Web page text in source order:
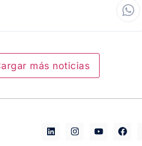
más noticias